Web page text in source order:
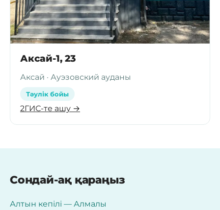
Аксай-1, 23
Аксай · Ауэзовский ауданы
Тәулік бойы
2ГИС-те ашу →
Сондай-ақ қараңыз
Алтын кепілі — Алмалы